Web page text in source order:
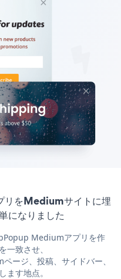
をMediumサイトに埋
になりました
Mediumアプリを作
一致させ、
ージ、投稿、サイドバー、
ます地点。